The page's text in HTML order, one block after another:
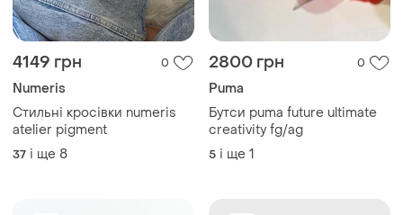
4149 грн 0
Numeris
Стильні кросівки numeris
atelier pigment
37 і ще 8
2800 грн 0
Puma
Бутси puma future ultimate
creativity fg/ag
5 і ще 1